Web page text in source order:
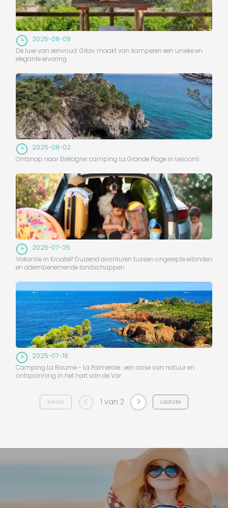
2025-08-08
De luxe van eenvoud: Gitav maakt van kamperen een unieke en
elegante ervaring
2025-08-02
Ontsnap naar Bretagne: camping La Grande Plage in Lesconil
2025-07-25
Vakantie in Kroatië? Duizend avonturen tussen ongerepte eilanden
en adembenemende landschappen
2025-07-18
Camping La Baume - La Palmeraie : een oase van natuur en
ontspanning in het hart van de Var
Eerste < 1 van 2 > Laatste